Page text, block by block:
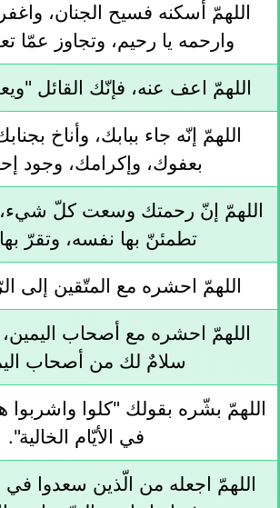
اللهمّ أسكنه فسيح الجنان،
وارحمه يا رحيم، وتجاوز عمّا
اللهمّ اعف عنه، فإنّك القائل
اللهمّ إنّه جاء ببابك، وأناخ
بعفوك، وإكرامك، وجود
اللهمّ إنّ رحمتك وسعت كلّ
تطمئنّ بها نفسه، وتقرّ
اللهمّ احشره مع المتّقين إلى
اللهمّ احشره مع أصحاب اليمين،
سلامٌ لك من أصحاب
اللهمّ بشّره بقولك "كلوا واشربوا
في الأيّام الخالية".
اللهمّ اجعله من الّذين سعدوا في